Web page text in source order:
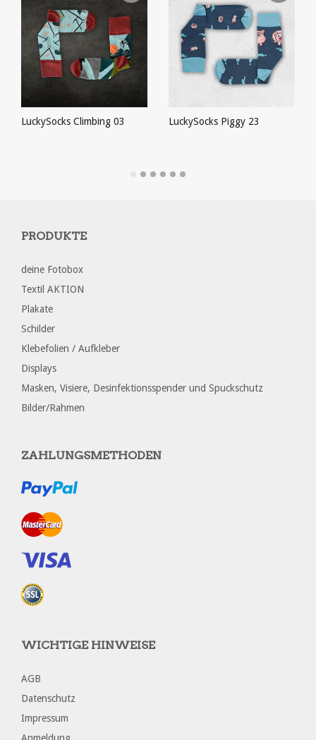
LuckySocks Climbing 03 LuckySocks Piggy 23
PRODUKTE
deine Fotobox
Textil AKTION
Plakate
Schilder
Klebefolien / Aufkleber
Displays
Masken, Visiere, Desinfektionsspender und Spuckschutz
Bilder/Rahmen
ZAHLUNGSMETHODEN
WICHTIGE HINWEISE
AGB
Datenschutz
Impressum